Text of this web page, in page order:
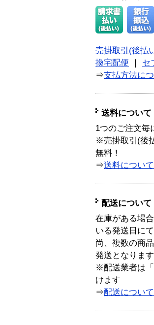
売掛取引(後払
換宅配便
セ
⇒支払方法に
送料について
1つのご注文毎
※売掛取引(後
無料！
⇒送料につい
配送について
在庫がある場
いる発送日に
尚、複数の商
発送となります
※配送業者は
けます
⇒配送につい